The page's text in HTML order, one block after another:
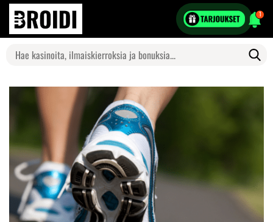
1
Search